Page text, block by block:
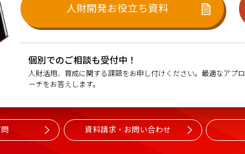
人財開発お役立ち資料
個別でのご相談も受付中！
人財活用、育成に関する課題をお申し付けください。最適なアプロ
ーチをお答えします。
資料請求・お問い合わせ